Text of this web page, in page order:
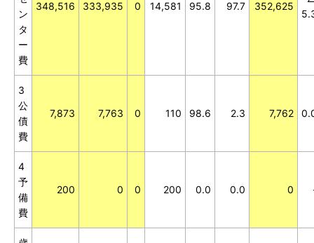
ン
タ
ー
費
348,516 333,935 0 14,581 95.8 97.7 352,625
3
公
債
費
7,873 7,763 0 110 98.6 2.3 7,762
4
予
備
費
200 0 0 200 0.0 0.0 0